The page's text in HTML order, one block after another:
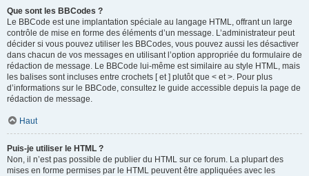
Que sont les BBCodes ?
Le BBCode est une implantation spéciale au langage HTML, offrant un large
contrôle de mise en forme des éléments d’un message. L’administrateur peut
décider si vous pouvez utiliser les BBCodes, vous pouvez aussi les désactiver
dans chacun de vos messages en utilisant l’option appropriée du formulaire de
rédaction de message. Le BBCode lui-même est similaire au style HTML, mais
les balises sont incluses entre crochets [ et ] plutôt que < et >. Pour plus
d’informations sur le BBCode, consultez le guide accessible depuis la page de
rédaction de message.
Haut
Puis-je utiliser le HTML ?
Non, il n’est pas possible de publier du HTML sur ce forum. La plupart des
mises en forme permises par le HTML peuvent être appliquées avec les